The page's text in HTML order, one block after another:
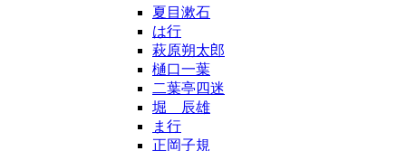
夏目漱石
は行
萩原朔太郎
樋口一葉
二葉亭四迷
堀 辰雄
ま行
正岡子規